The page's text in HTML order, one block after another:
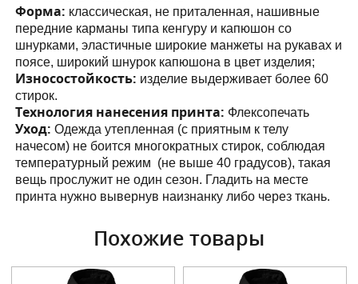
Форма: классическая, не приталенная, нашивные
передние карманытипа кенгуру и капюшон со
шнурками, эластичные широкие манжеты на рукавах и
поясе, широкий шнурок капюшона в цвет изделия;
Износостойкость: изделие выдерживает более 60
стирок.
Технология нанесения принта: Флексопечать
Уход: Одежда утепленная (с приятным к телу
начесом) не боится многократных стирок, соблюдая
температурный режим (не выше 40 градусов), такая
вещь прослужит не один сезон. Гладить на месте
принта нужно вывернув наизнанку либо через ткань.
Похожие товары